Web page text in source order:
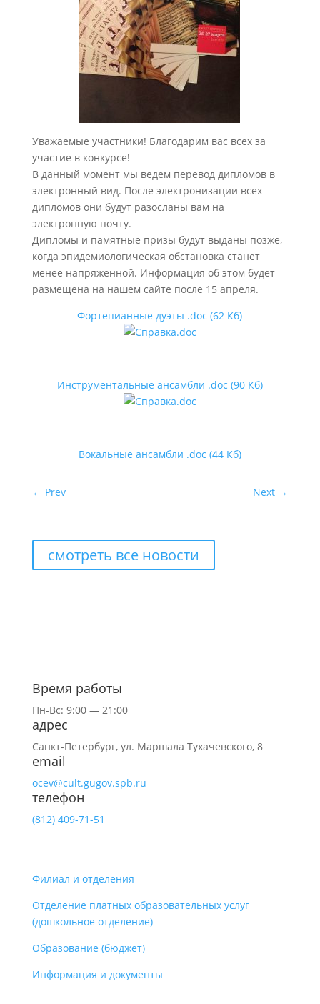
Уважаемые участники! Благодарим вас всех за
участие в конкурсе!
В данный момент мы ведем перевод дипломов в
электронный вид. После электронизации всех
дипломов они будут разосланы вам на
электронную почту.
Дипломы и памятные призы будут выданы позже,
когда эпидемиологическая обстановка станет
менее напряженной. Информация об этом будет
размещена на нашем сайте после 15 апреля.
Фортепианные дуэты .doc (62 Кб)
Инструментальные ансамбли .doc (90 Кб)
Вокальные ансамбли .doc (44 Кб)
← Prev Next →
смотреть все новости
Время работы
Пн-Вс: 9:00 — 21:00
адрес
Санкт-Петербург, ул. Маршала Тухачевского, 8
email
ocev@cult.gugov.spb.ru
телефон
(812) 409-71-51
Филиал и отделения
Отделение платных образовательных услуг
(дошкольное отделение)
Образование (бюджет)
Информация и документы